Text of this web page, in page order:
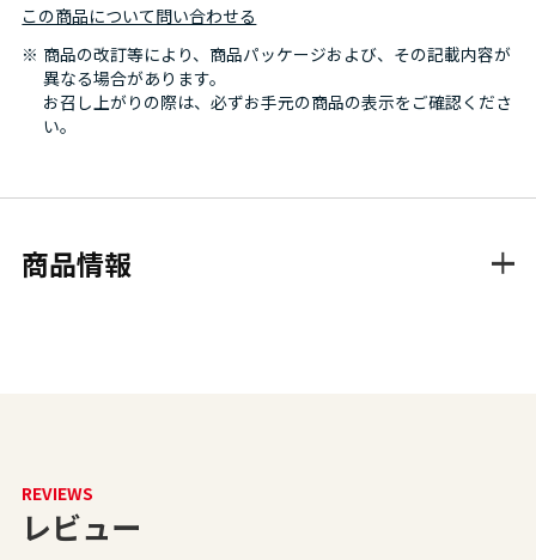
この商品について問い合わせる
商品の改訂等により、商品パッケージおよび、その記載内容が
異なる場合があります。
お召し上がりの際は、必ずお手元の商品の表示をご確認くださ
い。
商品情報
REVIEWS
レビュー